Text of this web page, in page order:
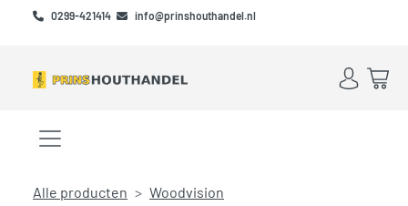
Skip to main content
Skip to footer
0299-421414 info@prinshouthandel.nl
Account
Menu openen/sluiten
Alle producten
Woodvision